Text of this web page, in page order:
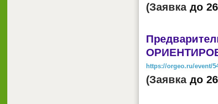
(Заявкадо
https://orgeo.ru/event/
(Заявкадо